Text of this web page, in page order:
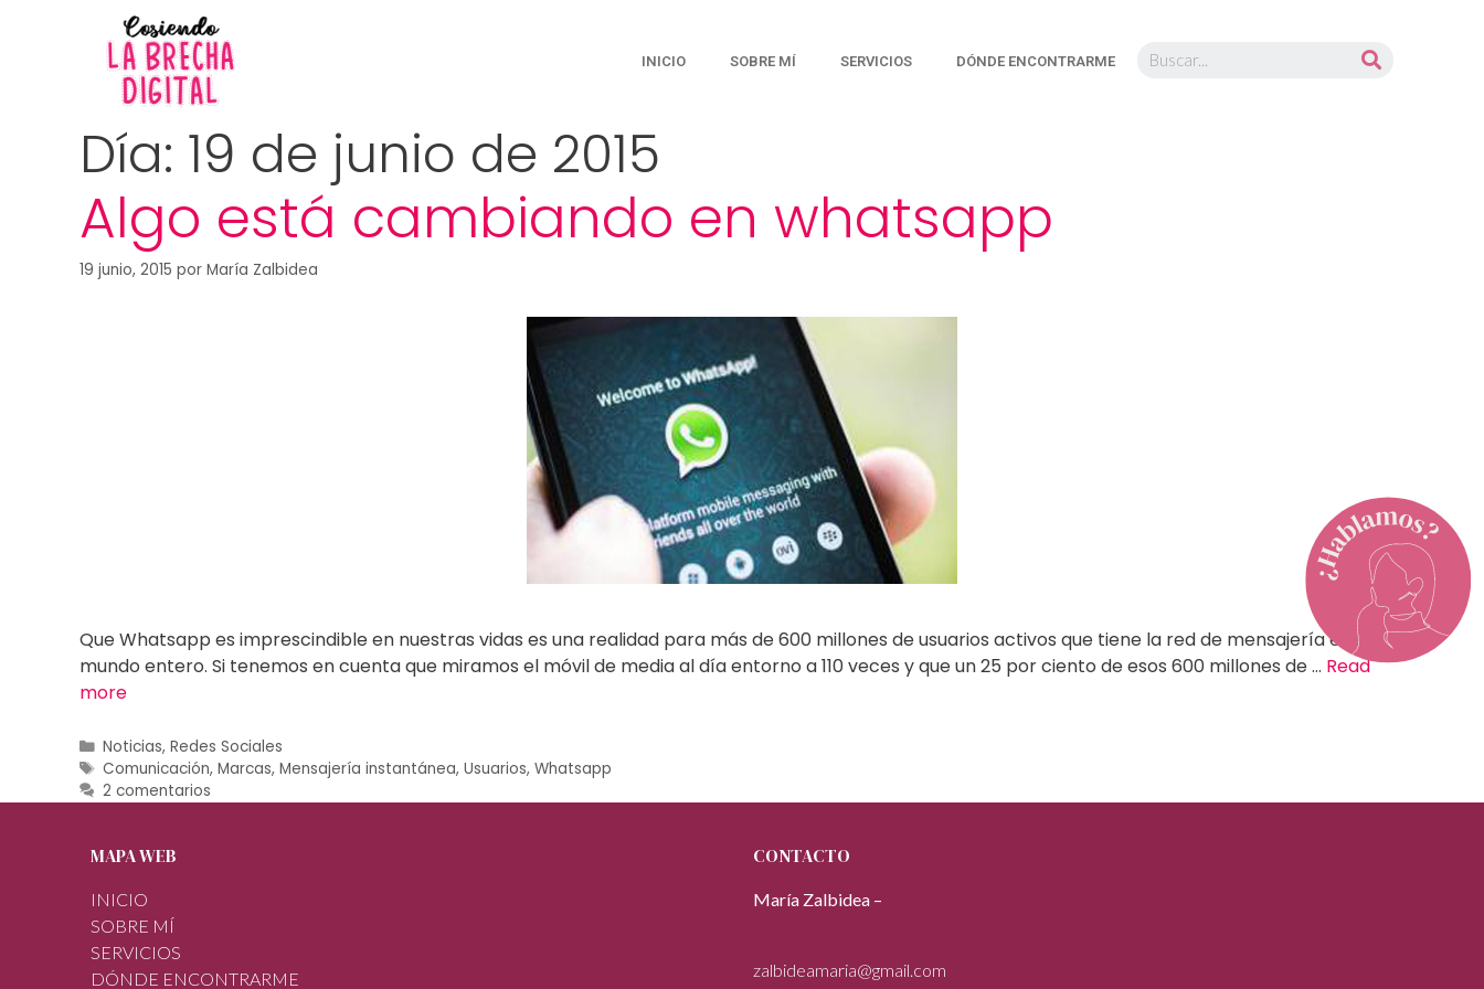
INICIO SOBRE MÍ SERVICIOS DÓNDE ENCONTRARME
Día: 19 de junio de 2015
Algo está cambiando en whatsapp
19 junio, 2015 por María Zalbidea
Que Whatsapp es imprescindible en nuestras vidas es una realidad para más de 600 millones de usuarios activos que tiene la red de mensajería en el
mundo entero. Si tenemos en cuenta que miramos el móvil de media al día entorno a 110 veces y que un 25 por ciento de esos 600 millones de … Read
more
Noticias,Redes Sociales
Comunicación,Marcas,Mensajería instantánea,Usuarios,Whatsapp
2 comentarios
MAPA WEB
INICIO
SOBRE MÍ
SERVICIOS
DÓNDE ENCONTRARME
CONTACTO
María Zalbidea –
zalbideamaria@gmail.com